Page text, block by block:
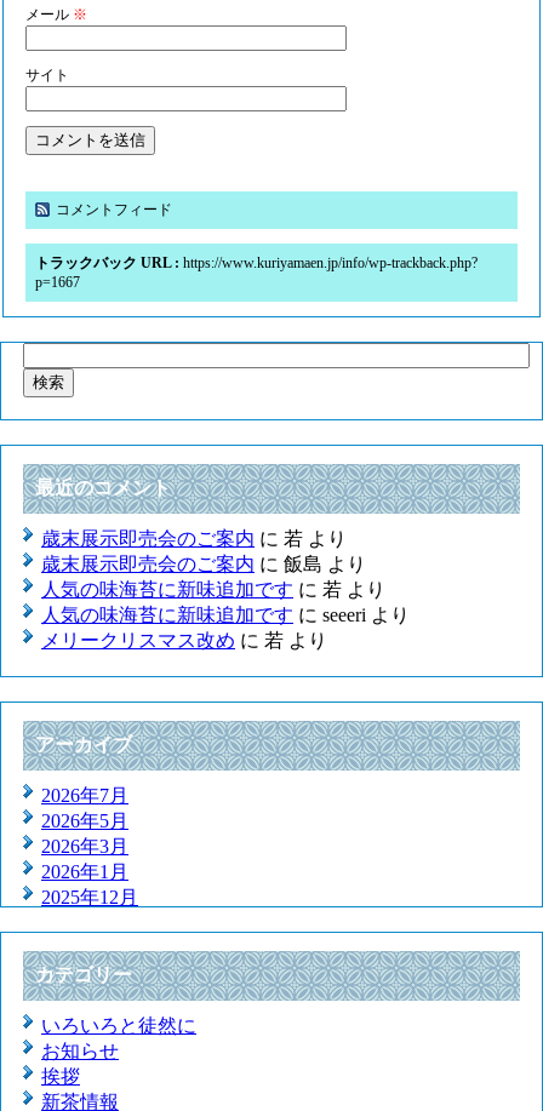
メール ※
サイト
コメントフィード
トラックバック URL : https://www.kuriyamaen.jp/info/wp-trackback.php?
p=1667
索:
最近のコメント
歳末展示即売会のご案内 に 若 より
歳末展示即売会のご案内 に 飯島 より
人気の味海苔に新味追加です に 若 より
人気の味海苔に新味追加です に seeeri より
メリークリスマス改め に 若 より
アーカイブ
2026年7月
2026年5月
2026年3月
2026年1月
2025年12月
2025年9月
2025年7月
2025年5月
2025年3月
2025年1月
2024年12月
2024年11月
カテゴリー
いろいろと徒然に
お知らせ
挨拶
新茶情報